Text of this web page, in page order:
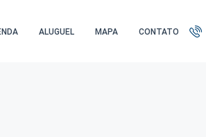
ALUGUEL MAPA CONTATO